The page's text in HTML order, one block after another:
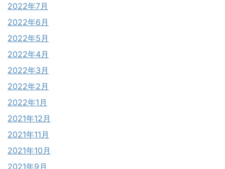
2022年7月
2022年6月
2022年5月
2022年4月
2022年3月
2022年2月
2022年1月
2021年12月
2021年11月
2021年10月
2021年9月